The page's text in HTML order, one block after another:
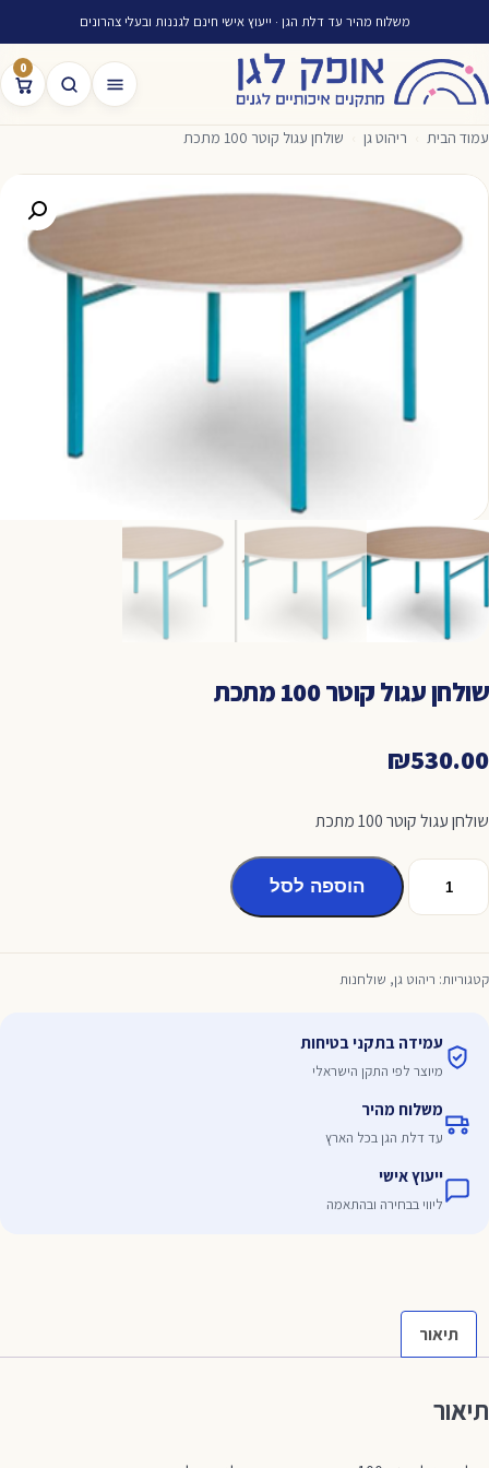
משלוח מהיר עד דלת הגן · ייעוץ אישי חינם לגננות ובעלי צהרונים
0
עמוד הבית ריהוט גן שולחן עגול קוטר 100 מתכת
שולחן עגול קוטר 100 מתכת
₪530.00
שולחן עגול קוטר 100 מתכת
כמות
קוטר
הוספה לסל
קטגוריות: ריהוט גן, שולחנות
עמידה בתקני בטיחות
מיוצר לפי התקן הישראלי
משלוח מהיר
עד דלת הגן בכל הארץ
ייעוץ אישי
ליווי בבחירה ובהתאמה
תיאור
תיאור